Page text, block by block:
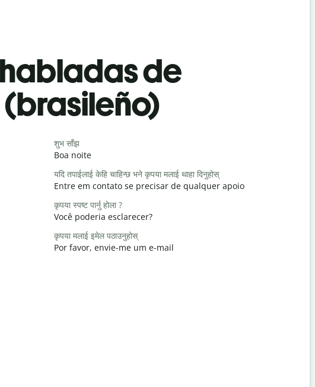
de
शुभ साँझ
Boa noite
यदि तपाईलाई केहि चाहिन्छ भने कृपया मलाई थाहा दिनुहोस्
Entre em contato se precisar de qualquer apoio
कृपया स्पष्ट पार्नु होला ?
Você poderia esclarecer?
कृपया मलाई इमेल पठाउनुहोस्
Por favor, envie-me um e-mail